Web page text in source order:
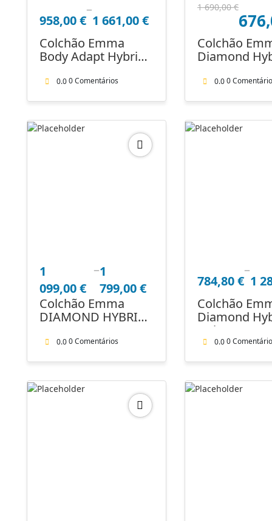
958,00€
–
1 661,00€
range:
958,00 €
through
1
661,00 €
Colchão Emma
Body Adapt Hybrido
0.00 Comentários
1 690,00€
O
original
era:
1
690,00 €.
O
atual
é:
676,00 €.
Colchão
Diamond
0.00
1
099,00€
–1
799,00€
Price
range:
1
099,00 €
through
799,00 €
Colchão Emma
DIAMOND HYBRID
ALMOFADA
0.00 Comentários
784,80€
–
1
range:
784,80 €
through
1
284,60 €
Colchão
Diamond
Deluxe — O
máximo
0.00